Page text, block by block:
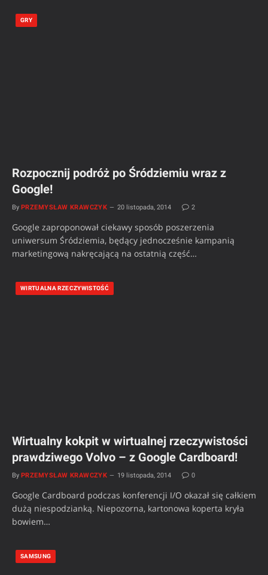
GRY
Rozpocznij podróż po Śródziemiu wraz z
Google!
By PRZEMYSŁAW KRAWCZYK 20 listopada, 2014 2
Google zaproponował ciekawy sposób poszerzenia
uniwersum Śródziemia, będący jednocześnie kampanią
marketingową nakręcającą na ostatnią część…
WIRTUALNA RZECZYWISTOŚĆ
Wirtualny kokpit w wirtualnej rzeczywistości
prawdziwego Volvo – z Google Cardboard!
By PRZEMYSŁAW KRAWCZYK 19 listopada, 2014 0
Google Cardboard podczas konferencji I/O okazał się całkiem
dużą niespodzianką. Niepozorna, kartonowa koperta kryła
bowiem…
SAMSUNG